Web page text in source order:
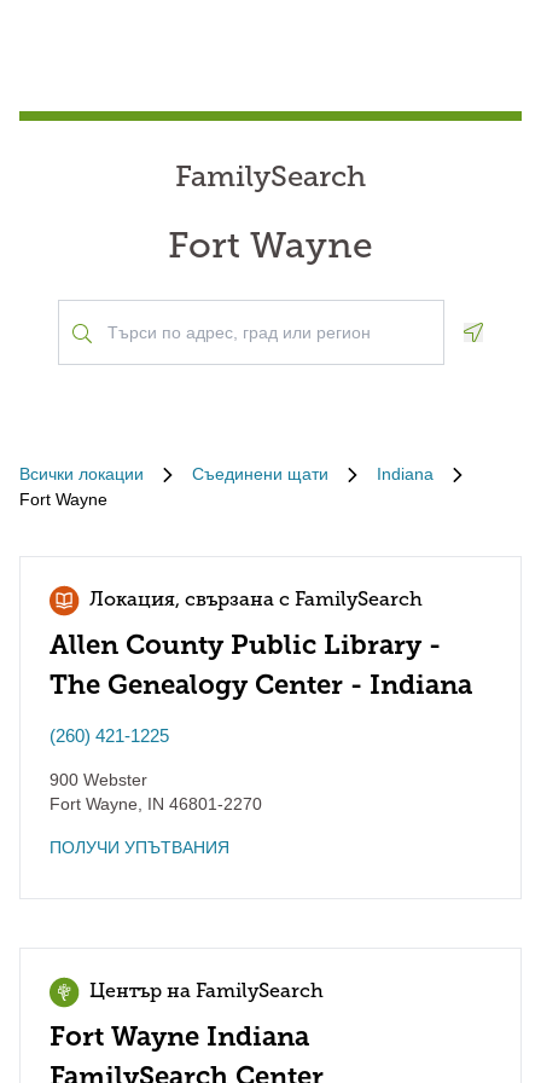
FamilySearch
Fort Wayne
Всички локации Съединени щати
Indiana
Fort Wayne
Локация, свързана с FamilySearch
Allen County Public Library -
The Genealogy Center - Indiana
(260) 421-1225
900 Webster
Fort Wayne
IN 46801-2270
ПОЛУЧИ УПЪТВАНИЯ
Център на FamilySearch
Fort Wayne Indiana
FamilySearch Center